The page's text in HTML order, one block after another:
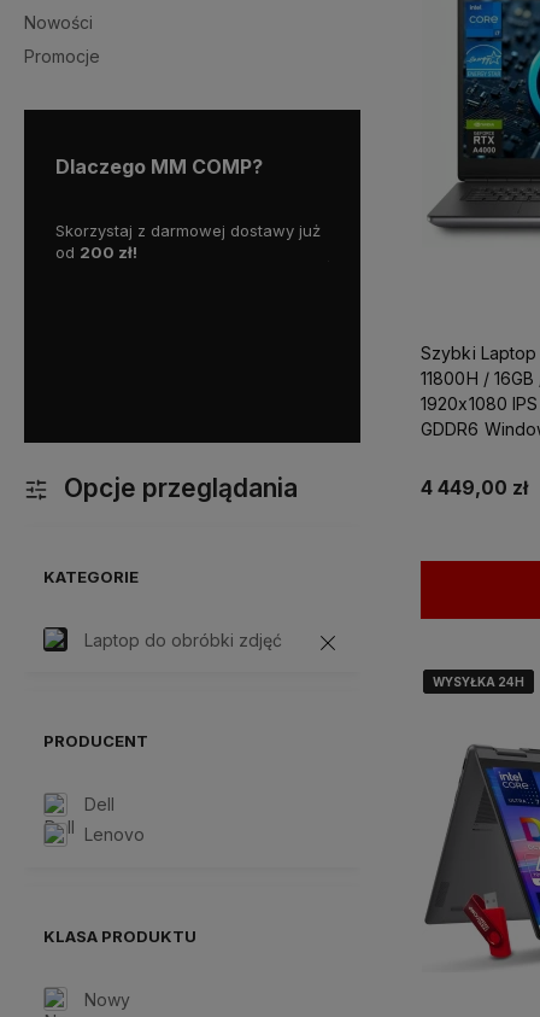
Nowości
Promocje
Dlaczego MM COMP?
Działamy od 2007 roku, mamy więc
już18 lat doświadczenia na
Wszystkie nasze produkty
liczyć na ekspresową i
Opcje przeglądania
KATEGORIE
Laptop do obróbki zdjęć
PRODUCENT
Dell
Lenovo
KLASA PRODUKTU
Nowy
Szybki
11800H /
1920x1080
GDDR6
4 449,00 zł
WYSYŁKA 24H
WYSYŁKA 24H
WYSYŁKA 24H
WYSYŁKA 24H